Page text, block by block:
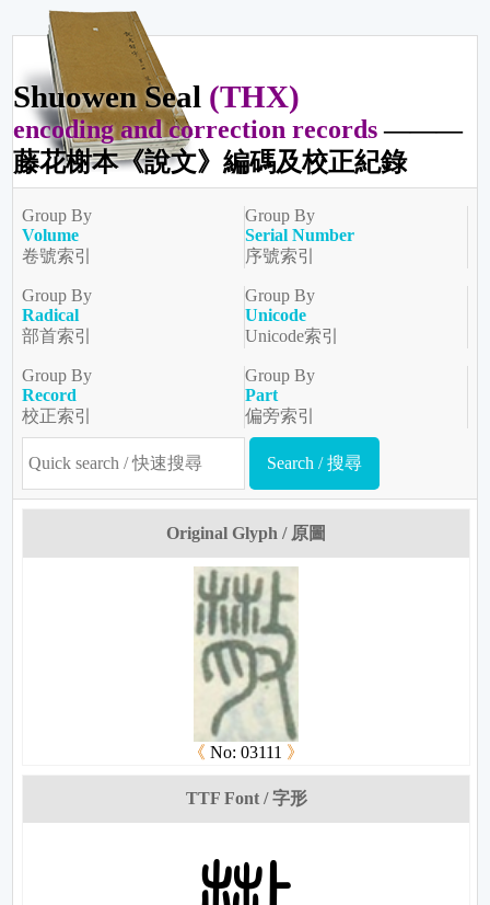
Shuowen Seal (THX)
encoding and correction records ———
藤花榭本《說文》編碼及校正紀錄
Group By
Volume
卷號索引
Group By
Serial Number
序號索引
Group By
Radical
部首索引
Group By
Unicode
Unicode索引
Group By
Record
校正索引
Group By
Part
偏旁索引
Original Glyph / 原圖
《 No: 03111 》
TTF Font / 字形